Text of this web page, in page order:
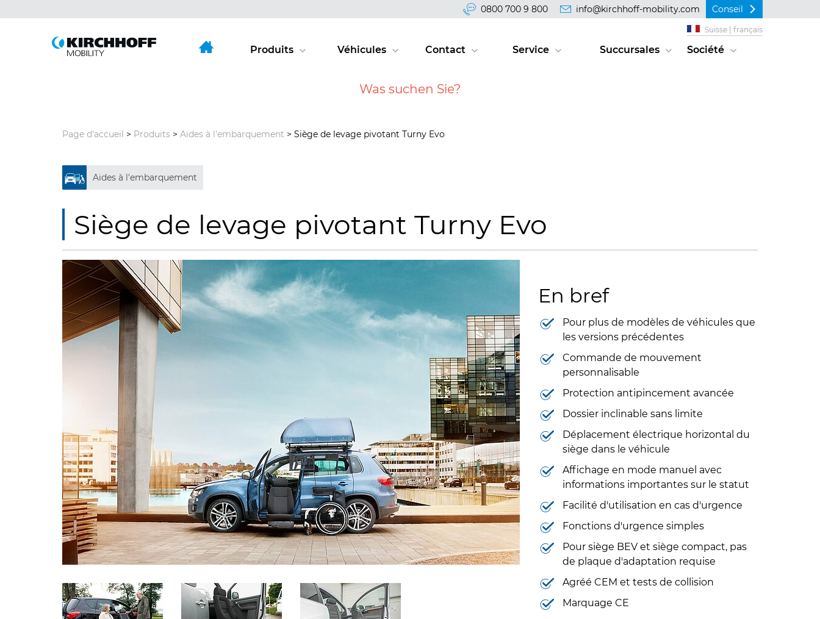
Contenu
0800 700 9 800 info@kirchhoff-mobility.com Conseil
Produits Véhicules Contact Service Succursales Société
Suisse | français
Page d'accueil > Produits > Aides à l'embarquement > Siège de levage pivotant Turny Evo
Aides à l'embarquement
Siège de levage pivotant Turny Evo
En bref
Pour plus de modèles de véhicules que
les versions précédentes
Commande de mouvement
personnalisable
Protection antipincement avancée
Dossier inclinable sans limite
Déplacement électrique horizontal du
siège dans le véhicule
Affichage en mode manuel avec
informations importantes sur le statut
Facilité d'utilisation en cas d'urgence
Fonctions d'urgence simples
Pour siège BEV et siège compact, pas
de plaque d'adaptation requise
Agréé CEM et tests de collision
Marquage CE